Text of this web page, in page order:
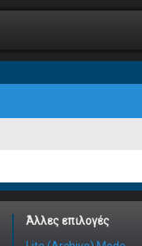
Άλλες επιλογές